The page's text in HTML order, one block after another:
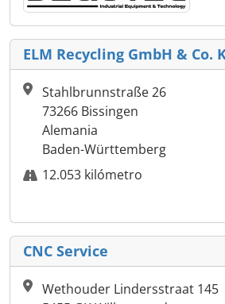
ELM Recycling GmbH & Co.
Stahlbrunnstraße 26
73266 Bissingen
Alemania
Baden-Württemberg
12.053 kilómetro
CNC Service
Wethouder Lindersstraat 145